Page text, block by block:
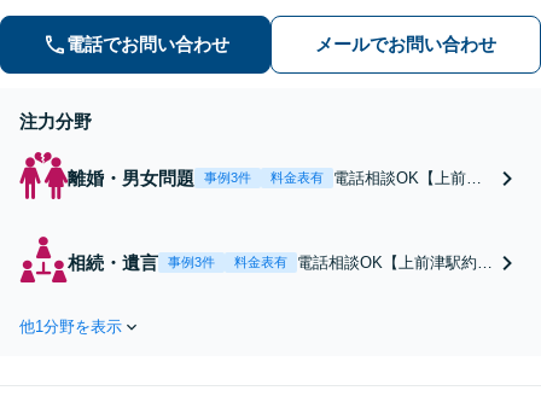
電話でお問い合わせ メールでお問い合わせ
注力分野
離婚・男女問題 事例3件 料金表有
電話相談OK【上前津
可！複雑な離婚事案は
相続・遺言 事例3件 料金表有
電話相談OK【上前津駅約3
NEや直通電話でのご連絡／
他1分野を表示